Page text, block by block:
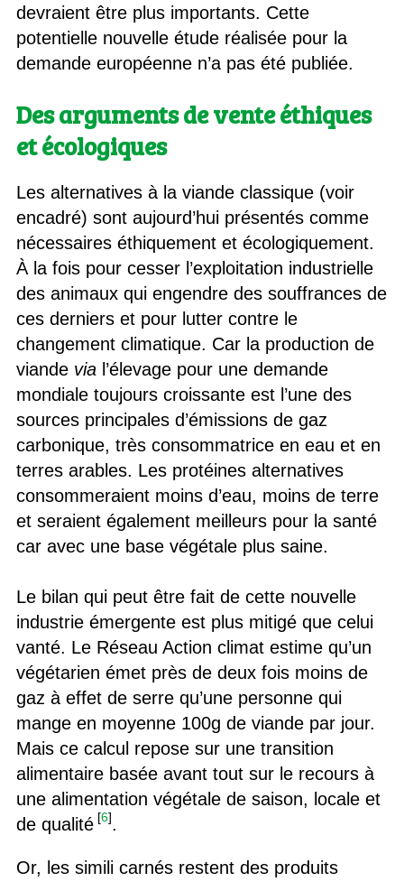
devraient être plus importants. Cette
potentielle nouvelle étude réalisée pour la
demande européenne n’a pas été publiée.
Des arguments de vente éthiques
et écologiques
Les alternatives à la viande classique (voir
encadré) sont aujourd’hui présentés comme
nécessaires éthiquement et écologiquement.
À la fois pour cesser l’exploitation industrielle
des animaux qui engendre des souffrances de
ces derniers et pour lutter contre le
changement climatique. Car la production de
viande vial’élevage pour une demande
mondiale toujours croissante est l’une des
sources principales d’émissions de gaz
carbonique, très consommatrice en eau et en
terres arables. Les protéines alternatives
consommeraient moins d’eau, moins de terre
et seraient également meilleurs pour la santé
car avec une base végétale plus saine.
Le bilan qui peut être fait de cette nouvelle
industrie émergente est plus mitigé que celui
vanté. Le Réseau Action climat estime qu’un
végétarien émet près de deux fois moins de
gaz à effet de serre qu’une personne qui
mange en moyenne 100g de viande par jour.
Mais ce calcul repose sur une transition
alimentaire basée avant tout sur le recours à
une alimentation végétale de saison, locale et
de qualité [6].
Or, les simili carnés restent des produits